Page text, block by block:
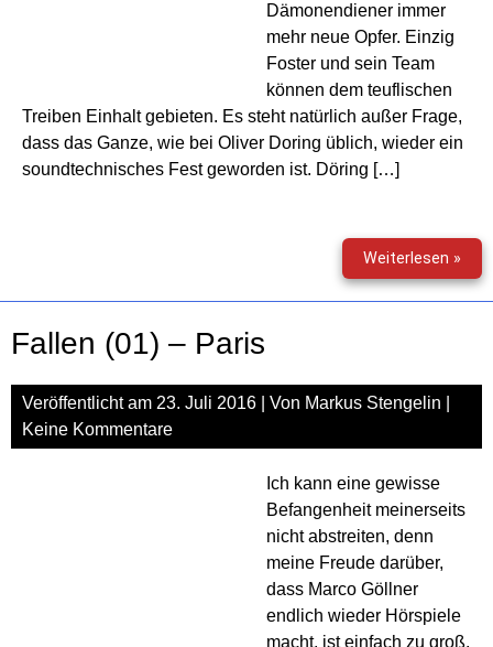
Dämonendiener immer
mehr neue Opfer. Einzig
Foster und sein Team
können dem teuflischen
Treiben Einhalt gebieten. Es steht natürlich außer Frage,
dass das Ganze, wie bei Oliver Doring üblich, wieder ein
soundtechnisches Fest geworden ist. Döring […]
Weiterlesen »
(04)
–
Fallen (01) – Paris
Veröffentlicht am 23. Juli 2016 | Von Markus Stengelin
Keine Kommentare
Ich kann eine gewisse
Befangenheit meinerseits
nicht abstreiten, denn
meine Freude darüber,
dass Marco Göllner
endlich wieder Hörspiele
macht, ist einfach zu groß.